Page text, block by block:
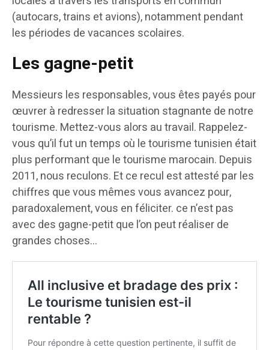
(autocars, trains et avions), notamment pendant
les périodes de vacances scolaires.
Les gagne-petit
Messieurs les responsables, vous êtes payés pour
œuvrer à redresser la situation stagnante de notre
tourisme. Mettez-vous alors au travail. Rappelez-
vous qu’il fut un temps où le tourisme tunisien était
plus performant que le tourisme marocain. Depuis
2011, nous reculons. Et ce recul est attesté par les
chiffres que vous mêmes vous avancez pour,
paradoxalement, vous en féliciter. ce n’est pas
avec des gagne-petit que l’on peut réaliser de
grandes choses…